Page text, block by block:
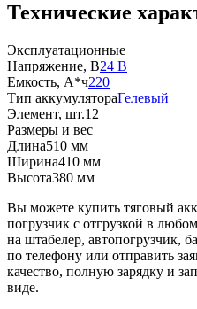
Технические
Эксплуатационные
Напряжение, В24 В
Емкость, А*ч220
Тип аккумулятораГелевый
Элемент, шт.12
Размеры и вес
Длина510 мм
Ширина410 мм
Высота380 мм
Вы можете купить тяговый
погрузчик с отгрузкой в
на штабелер, автопогрузчик,
по телефону или отправить
качество, полную зарядку и
виде.